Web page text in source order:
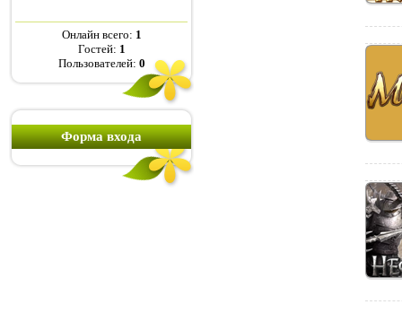
Онлайн всего: 1
Гостей: 1
Пользователей: 0
Форма входа